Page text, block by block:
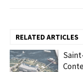
RELATED ARTICLES